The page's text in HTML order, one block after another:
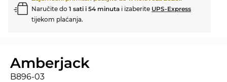
Naručite do 1 sati i 54 minuta i izaberite UPS-Express
tijekom plaćanja.
Amberjack
B896-03